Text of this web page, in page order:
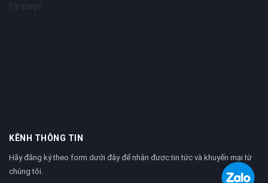
Fanpage
KÊNH THÔNG TIN
Hãy đăng ký theo form dưới đây để nhận được tin tức và khuyến mại từ
chúng tôi.